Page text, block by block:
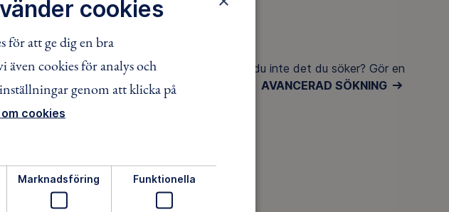
Hittar du inte det du söker? Gör en
AVANCERAD SÖKNING
cookies
för att ge dig en bra
även cookies för analys och
genom att klicka på
cookies
Marknadsföring Funktionella